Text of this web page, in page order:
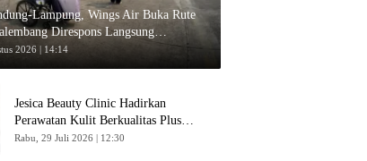
Lampung, Wings Air Buka Rute
Direspons Langsung
2026 | 14:14
Jesica Beauty Clinic Hadirkan
Perawatan Kulit Berkualitas Plus
Konsultasi Gratis
Rabu, 29 Juli 2026 | 12:30